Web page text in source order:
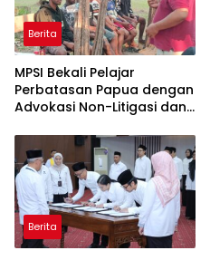
Berita
MPSI Bekali Pelajar
Perbatasan Papua dengan
Advokasi Non-Litigasi dan
Berita